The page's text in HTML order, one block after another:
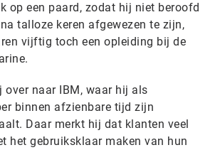
op een paard, zodat hij niet beroofd
talloze keren afgewezen te zijn,
vijftig toch een opleiding bij de
over naar IBM, waar hij als
binnen afzienbare tijd zijn
Daar merkt hij dat klanten veel
het gebruiksklaar maken van hun